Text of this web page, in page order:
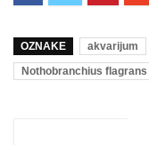
OZNAKE akvarijum
Nothobranchius flagrans